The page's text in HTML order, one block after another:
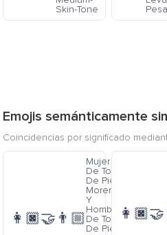
Skin-Tone
Emojis semánticamente
Coincidencias por significado
👩🏿‍🤝‍👨🏼
Mujer
De Tono
De Piel
Moreno
Y
Hombre
De Tono
De Piel